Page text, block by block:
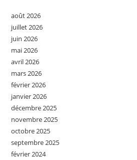
août 2026
juillet 2026
juin 2026
mai 2026
avril 2026
mars 2026
février 2026
janvier 2026
décembre 2025
novembre 2025
octobre 2025
septembre 2025
février 2024